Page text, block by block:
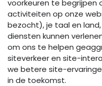
voorkeuren te begrijpen
activiteiten op onze
bezocht), je taal en
diensten kunnen
om ons te helpen
siteverkeer en site-
we betere site-
in de toekomst.